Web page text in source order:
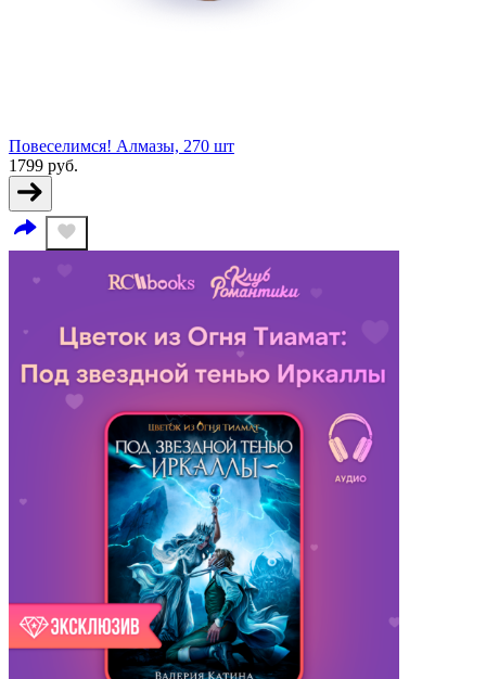
Повеселимся! Алмазы, 270 шт
1799 руб.